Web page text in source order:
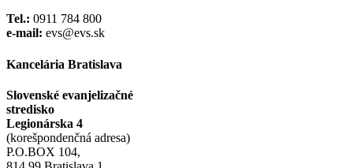
Tel.: 0911 784 800
e-mail: evs@evs.sk
Kancelária Bratislava
Slovenské evanjelizačné
stredisko
Legionárska 4
(korešpondenčná adresa)
P.O.BOX 104,